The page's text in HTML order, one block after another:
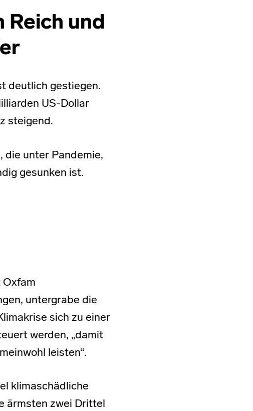
Reich und
deutlich gestiegen.
US-Dollar
steigend.
die unter Pandemie,
gesunken ist.
Oxfam
untergrabe die
sich zu einer
werden, „damit
leisten“.
klimaschädliche
ärmsten zwei Drittel